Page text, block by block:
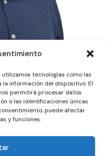
tecnologías como las
información del dispositivo. El
permitirá procesar datos
o las identificaciones únicas
puede afectar
y funciones.